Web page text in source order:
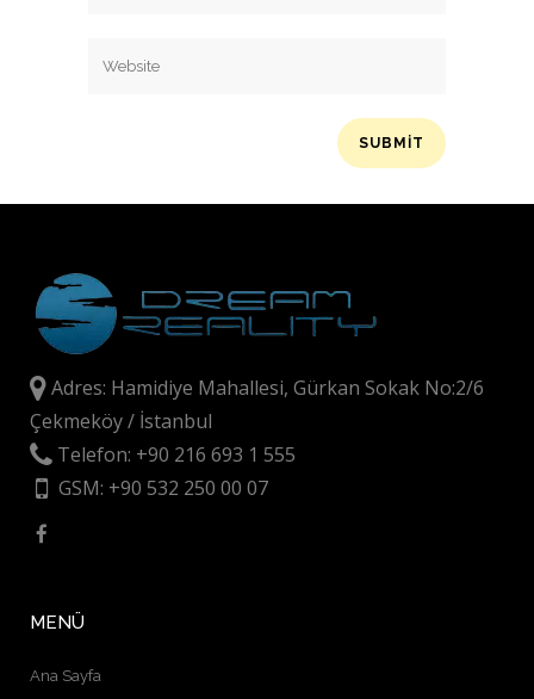
Adres: Hamidiye Mahallesi, Gürkan Sokak No:2/6
Çekmeköy / İstanbul
Telefon: +90 216 693 1 555
GSM: +90 532 250 00 07
MENÜ
Ana Sayfa